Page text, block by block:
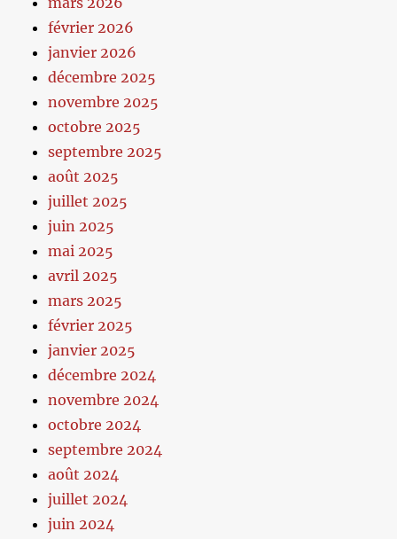
février 2026
janvier 2026
décembre 2025
novembre 2025
octobre 2025
septembre 2025
août 2025
juillet 2025
juin 2025
mai 2025
avril 2025
mars 2025
février 2025
janvier 2025
décembre 2024
novembre 2024
octobre 2024
septembre 2024
août 2024
juillet 2024
juin 2024